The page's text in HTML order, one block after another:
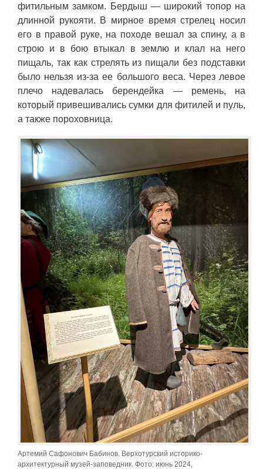
фитильным замком. Бердыш — широкий топор на
длинной рукояти. В мирное время стрелец носил
его в правой руке, на походе вешал за спину, а в
строю и в бою втыкал в землю и клал на него
пищаль, так как стрелять из пищали без подставки
было нельзя из-за ее большого веса. Через левое
плечо надевалась берендейка — ремень, на
который привешивались сумки для фитилей и пуль,
а также пороховница.
Артемий Сафонович Бабинов. Верхотурский историко-
архитектурный музей-заповедник. Фото: июнь 2024,